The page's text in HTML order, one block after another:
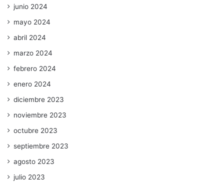
junio 2024
mayo 2024
abril 2024
marzo 2024
febrero 2024
enero 2024
diciembre 2023
noviembre 2023
octubre 2023
septiembre 2023
agosto 2023
julio 2023